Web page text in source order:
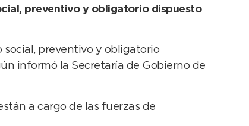
preventivo y obligatorio dispuesto
social, preventivo y obligatorio
informó la Secretaría de Gobierno de
a cargo de las fuerzas de